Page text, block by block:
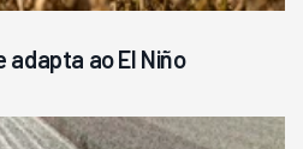
ao El Niño